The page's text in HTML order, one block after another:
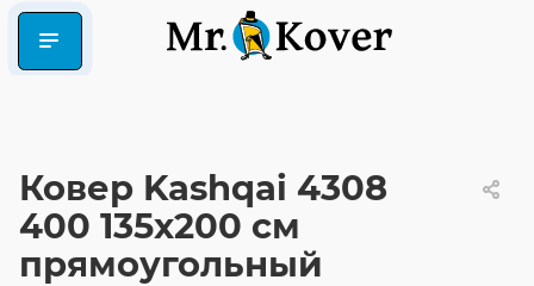
Ковер Kashqai 4308
400 135x200 см
прямоугольный